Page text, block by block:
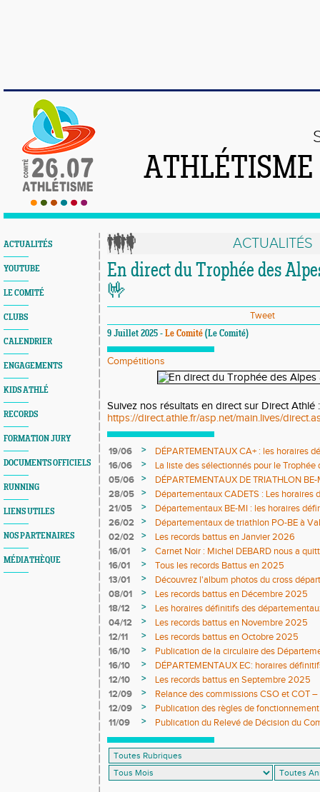
ATHLÉTISME
ACTUALITÉS
YOUTUBE
LE COMITÉ
CLUBS
CALENDRIER
ENGAGEMENTS
KIDS ATHLÉ
RECORDS
FORMATION JURY
DOCUMENTS OFFICIELS
RUNNING
LIENS UTILES
NOS PARTENAIRES
MÉDIATHÈQUE
ACTUALITÉS
En direct du Trophée des
🤟
Tweet
9 Juillet 2025 - Le Comité (Le Comité)
Compétitions
Suivez nos résultats en direct sur Direct Athlé :
https://direct.athle.fr/asp.net/main.lives/
19/06 >
DÉPARTEMENTAUX CA+ : les horaires
16/06
>
La liste des sélectionnés pour le Trophée
05/06
>
DÉPARTEMENTAUX DE TRIATHLON
définitifs sont en ligne
28/05 >
Départementaux CADETS : Les horaires
21/05
>
Départementaux BE-MI : les horaires
26/02
>
Départementaux de triathlon PO-BE à
DÉFINITIFS ET COMPO JURY
02/02 >
Les records battus en Janvier 2026
16/01
>
Carnet Noir : Michel DEBARD nous a
16/01
>
Tous les records Battus en 2025
13/01
>
Découvrez l'album photos du cross
08/01
>
Les records battus en Décembre 2025
18/12
>
Les horaires définitifs des
04/12
>
Les records battus en Novembre 2025
12/11
>
Les records battus en Octobre 2025
16/10
>
Publication de la circulaire des
16/10
>
DÉPARTEMENTAUX EC: horaires
12/10
>
Les records battus en Septembre 2025
12/09
>
Relance des commissions CSO et COT
12/09
>
Publication des règles de
11/09
> Publication du Relevé de Décision du